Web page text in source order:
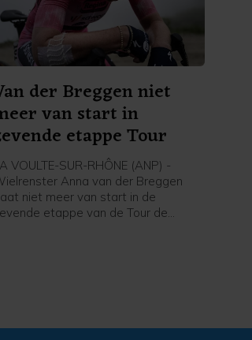
der Breggen niet
van start in
etappe Tour
VOULTE-SUR-RHÔNE (ANP) -
Anna van der Breggen
niet meer van start in de
etappe van de Tour de